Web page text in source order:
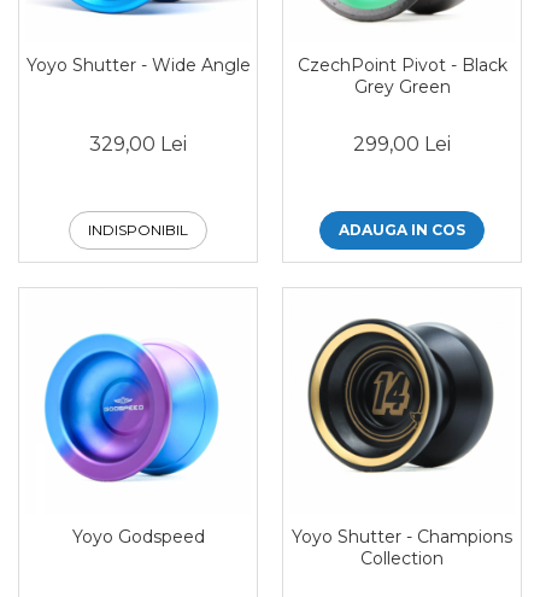
Yoyo Shutter - Wide Angle
329,00 Lei
INDISPONIBIL
CzechPoint Pivot - Black
Grey Green
299,00 Lei
ADAUGA IN COS
Yoyo Godspeed
Yoyo Shutter - Champions
Collection